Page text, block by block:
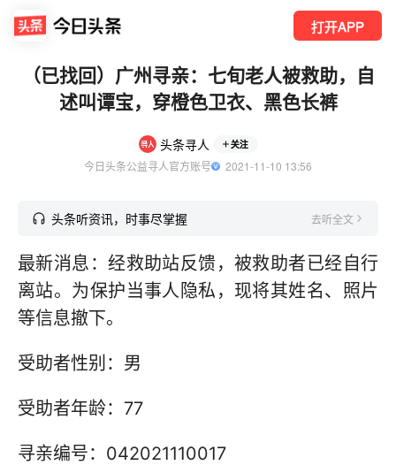
打开APP
（已找回）广州寻亲：七旬老人被救助，自
述叫谭宝，穿橙色卫衣、黑色长裤
头条寻人 关注
今日头条公益寻人官方账号
  2021-11-10 13:56
头条听资讯，时事尽掌握 去听全文
最新消息：经救助站反馈，被救助者已经自行
离站。为保护当事人隐私，现将其姓名、照片
等信息撤下。
受助者性别：男
受助者年龄：77
寻亲编号：042021110017